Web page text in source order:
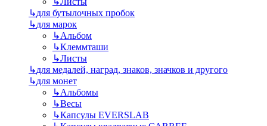
↳для бутылочных пробок
↳для марок
↳Альбом
↳Клеммташи
↳Листы
↳для медалей, наград, знаков, значков и другого
↳для монет
↳Альбомы
↳Весы
↳Капсулы EVERSLAB